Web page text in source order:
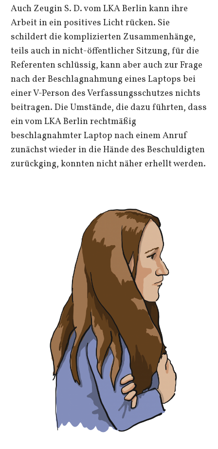
Auch Zeugin S. D. vom LKA Berlin kann ihre
Arbeit in ein positives Licht rücken. Sie
schildert die komplizierten Zusammenhänge,
teils auch in nicht-öffentlicher Sitzung, für die
Referenten schlüssig, kann aber auch zur Frage
nach der Beschlagnahmung eines Laptops bei
einer V-Person des Verfassungsschutzes nichts
beitragen. Die Umstände, die dazu führten, dass
ein vom LKA Berlin rechtmäßig
beschlagnahmter Laptop nach einem Anruf
zunächst wieder in die Hände des Beschuldigten
zurückging, konnten nicht näher erhellt werden.